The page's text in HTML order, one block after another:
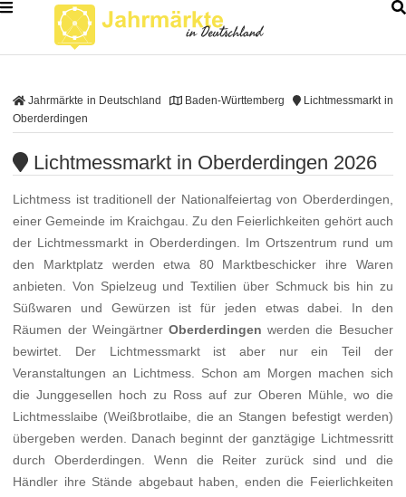
Jahrmärkte in Deutschland Baden-Württemberg
Lichtmessmarkt in
Oberderdingen
Lichtmessmarkt in Oberderdingen 2026
Lichtmess ist traditionell der Nationalfeiertag von Oberderdingen,
einer Gemeinde im Kraichgau. Zu den Feierlichkeiten gehört auch
der Lichtmessmarkt in Oberderdingen. Im Ortszentrum rund um
den Marktplatz werden etwa 80 Marktbeschicker ihre Waren
anbieten. Von Spielzeug und Textilien über Schmuck bis hin zu
Süßwaren und Gewürzen ist für jeden etwas dabei. In den
Räumen der Weingärtner Oberderdingen werden die Besucher
bewirtet. Der Lichtmessmarkt ist aber nur ein Teil der
Veranstaltungen an Lichtmess. Schon am Morgen machen sich
die Junggesellen hoch zu Ross auf zur Oberen Mühle, wo die
Lichtmesslaibe (Weißbrotlaibe, die an Stangen befestigt werden)
übergeben werden. Danach beginnt der ganztägige Lichtmessritt
durch Oberderdingen. Wenn die Reiter zurück sind und die
Händler ihre Stände abgebaut haben, enden die Feierlichkeiten